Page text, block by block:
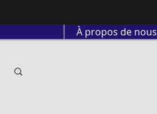
À propos de nous